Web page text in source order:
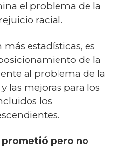
el problema de la
racial.
estadísticas, es
de la
al problema de la
las mejoras para los
los
prometió pero no